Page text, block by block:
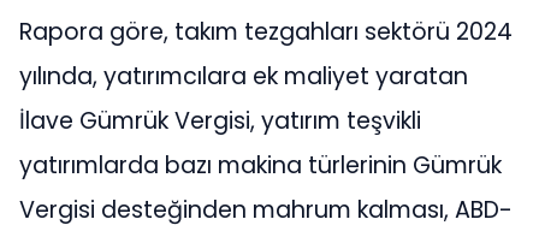
Rapora göre, takım tezgahları sektörü 2024
yılında, yatırımcılara ek maliyet yaratan
İlave Gümrük Vergisi, yatırım teşvikli
yatırımlarda bazı makina türlerinin Gümrük
Vergisi desteğinden mahrum kalması, ABD-